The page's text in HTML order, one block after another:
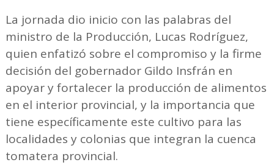
La jornada dio inicio con las palabras del
ministro de la Producción, Lucas Rodríguez,
quien enfatizó sobre el compromiso y la firme
decisión del gobernador Gildo Insfrán en
apoyar y fortalecer la producción de alimentos
en el interior provincial, y la importancia que
tiene específicamente este cultivo para las
localidades y colonias que integran la cuenca
tomatera provincial.